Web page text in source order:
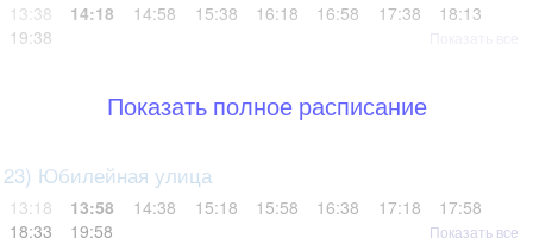
13:38 14:18 14:58 15:38 16:18 16:58 17:38
18:13
19:38
Показать полное расписание
23) Юбилейная улица
13:18 13:58 14:38 15:18 15:58 16:38 17:18
17:58
18:33
19:58 Показать все